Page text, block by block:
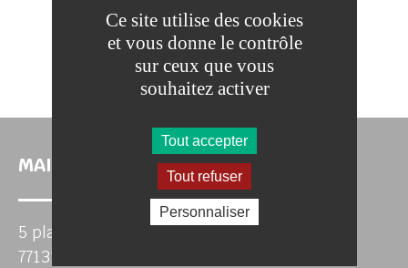
DÉCHÈTERIE
MAIRIE DE TOUQUIN
5 place de la mairie
77131 Touquin
Ce site utilise des cookies
et vous donne le contrôle
sur ceux que vous
souhaitez activer
Tout accepter
Tout refuser
Personnaliser